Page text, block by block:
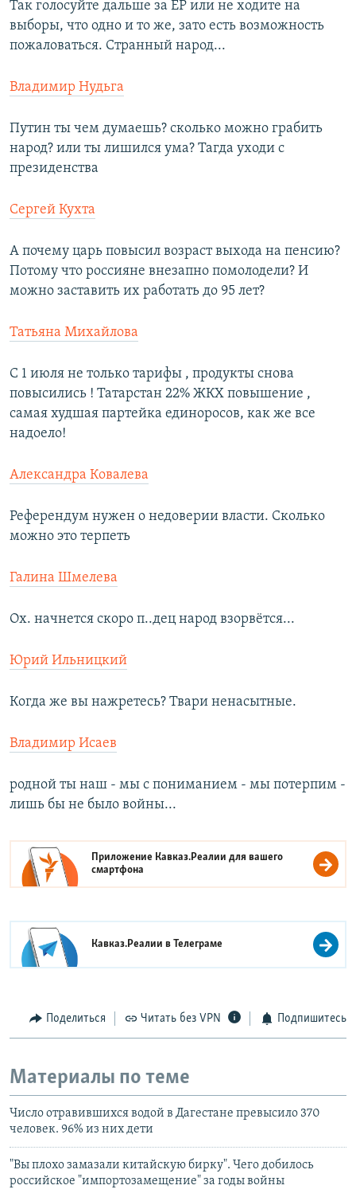
Так голосуйте дальше за ЕР или не ходите на
выборы, что одно и то же, зато есть возможность
пожаловаться. Странный народ...
Владимир Нудьга
Путин ты чем думаешь? сколько можно грабить
народ? или ты лишился ума? Тагда уходи с
президенства
Сергей Кухта
А почему царь повысил возраст выхода на пенсию?
Потому что россияне внезапно помолодели? И
можно заставить их работать до 95 лет?
Татьяна Михайлова
С 1 июля не только тарифы , продукты снова
повысились ! Татарстан 22% ЖКХ повышение ,
самая худшая партейка единоросов, как же все
надоело!
Александра Ковалева
Референдум нужен о недоверии власти. Сколько
можно это терпеть
Галина Шмелева
Ох. начнется скоро п..дец народ взорвётся...
Юрий Ильницкий
Когда же вы нажретесь? Твари ненасытные.
Владимир Исаев
родной ты наш - мы с пониманием - мы потерпим -
лишь бы не было войны...
Приложение Кавказ.Реалии для вашего
смартфона
Кавказ.Реалии вТелеграме
Поделиться Читать без VPN Подпишитесь
Материалы по теме
Число отравившихся водой в Дагестане превысило 370
человек. 96% из них дети
"Вы плохо замазали китайскую бирку". Чего добилось
российское "импортозамещение" за годы войны